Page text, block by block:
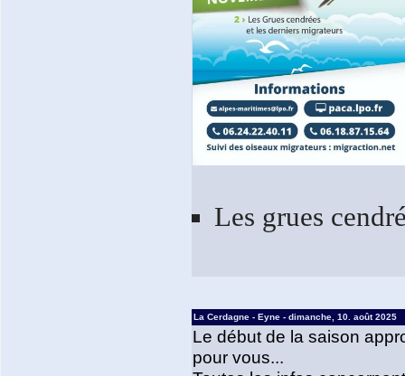
Les grues
La Cerdagne - Eyne - dimanche, 10. août 2025
Le début de la saison
pour vous...